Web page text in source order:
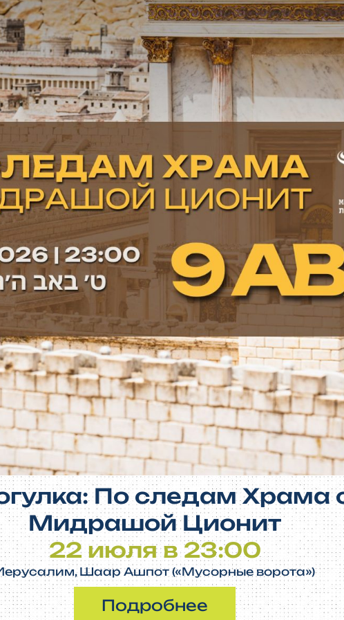
По следам Храма
Мидрашой Ционит
22 июля в 23:00
Шаар Ашпот («Мусорные ворота»)
Подробнее